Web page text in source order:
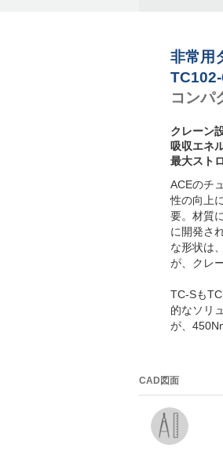
非常用
コンパ
クレーン
吸収エネ
最大スト
ACEのチ
性の向上
要。材質
に開発さ
な形状は
が、クレ
TC-Sも
的なソリ
が、
CAD図面